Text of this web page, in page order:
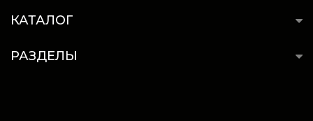
КАТАЛОГ
РАЗДЕЛЫ